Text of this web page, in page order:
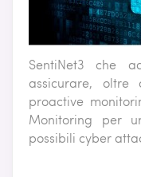
SentiNet3 che
assicurare,
proactive
Monitoring per
possibili cyber